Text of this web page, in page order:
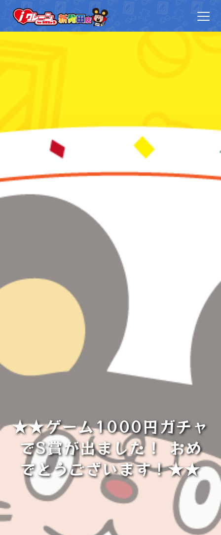
★★ゲーム1000円ガチャ
でS賞が出ました！ おめ
でとうございます！★★